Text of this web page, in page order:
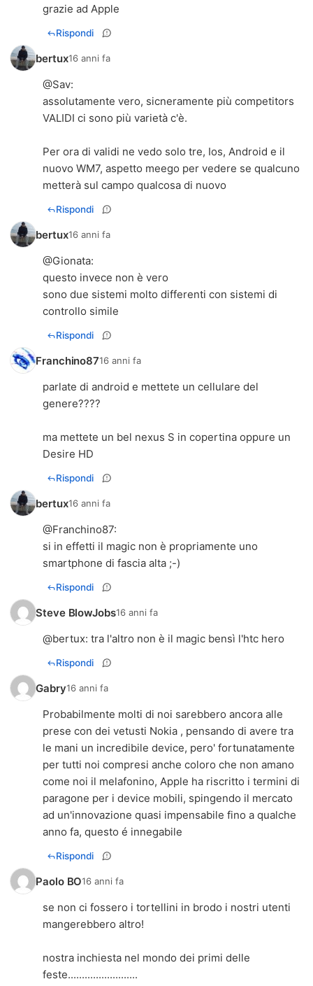
grazie ad Apple
Rispondi
bertux16 anni fa
@Sav:
assolutamente vero, sicneramente più competitors
VALIDI ci sono più varietà c'è.
Per ora di validi ne vedo solo tre, Ios, Android e il
nuovo WM7, aspetto meego per vedere se qualcuno
metterà sul campo qualcosa di nuovo
Rispondi
bertux16 anni fa
@Gionata:
questo invece non è vero
sono due sistemi molto differenti con sistemi di
controllo simile
Rispondi
Franchino8716 anni fa
parlate di android e mettete un cellulare del
genere????
ma mettete un bel nexus S in copertina oppure un
Desire HD
Rispondi
bertux16 anni fa
@Franchino87:
si in effetti il magic non è propriamente uno
smartphone di fascia alta ;-)
Rispondi
Steve BlowJobs16 anni fa
@bertux: tra l'altro non è il magic bensì l'htc hero
Rispondi
Gabry16 anni fa
Probabilmente molti di noi sarebbero ancora alle
prese con dei vetusti Nokia , pensando di avere tra
le mani un incredibile device, pero' fortunatamente
per tutti noi compresi anche coloro che non amano
come noi il melafonino, Apple ha riscritto i termini di
paragone per i device mobili, spingendo il mercato
ad un'innovazione quasi impensabile fino a qualche
anno fa, questo é innegabile
Rispondi
Paolo BO16 anni fa
se non ci fossero i tortellini in brodo i nostri utenti
mangerebbero altro!
nostra inchiesta nel mondo dei primi delle
feste.........................